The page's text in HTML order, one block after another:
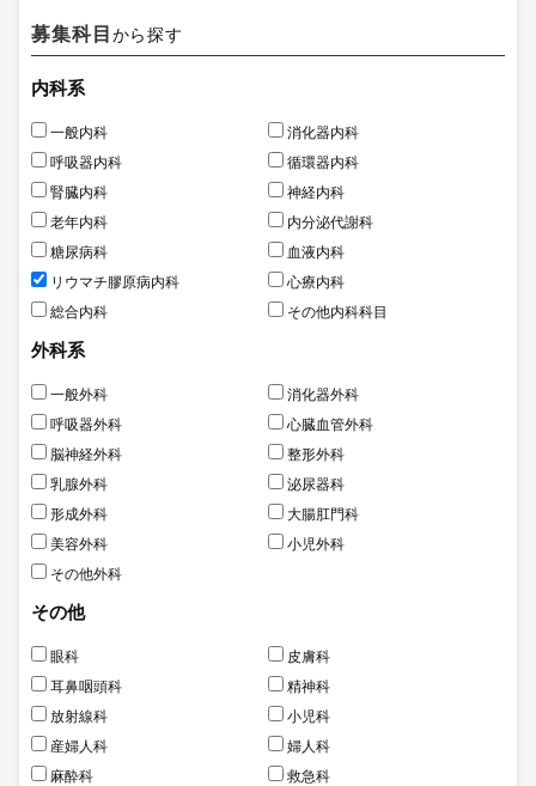
募集科目 から探す
内科系
一般内科
消化器内科
呼吸器内科
循環器内科
腎臓内科
神経内科
老年内科
内分泌代謝科
糖尿病科
血液内科
リウマチ膠原病内科
心療内科
総合内科
その他内科科目
外科系
一般外科
消化器外科
呼吸器外科
心臓血管外科
脳神経外科
整形外科
乳腺外科
泌尿器科
形成外科
大腸肛門科
美容外科
小児外科
その他外科
その他
眼科
皮膚科
耳鼻咽頭科
精神科
放射線科
小児科
産婦人科
婦人科
麻酔科
救急科